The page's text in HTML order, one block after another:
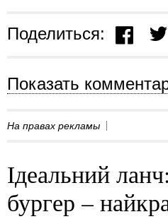
Поделиться:
Показать
На правах рекламы
Ідеальний
бургер –